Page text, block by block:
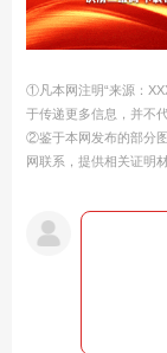
①凡本网注明“来源：
于传递更多信息，并不
②鉴于本网发布的部分
网联系，提供相关证明